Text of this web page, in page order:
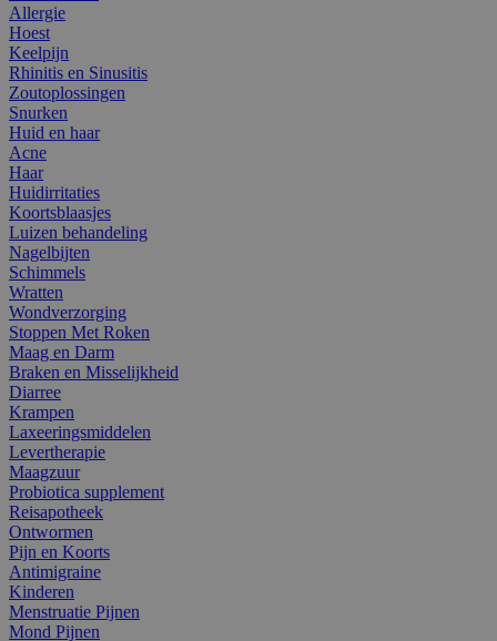
Allergie
Hoest
Keelpijn
Rhinitis en Sinusitis
Zoutoplossingen
Snurken
Huid en haar
Acne
Haar
Huidirritaties
Koortsblaasjes
Luizen behandeling
Nagelbijten
Schimmels
Wratten
Wondverzorging
Stoppen Met Roken
Maag en Darm
Braken en Misselijkheid
Diarree
Krampen
Laxeeringsmiddelen
Levertherapie
Maagzuur
Probiotica supplement
Reisapotheek
Ontwormen
Pijn en Koorts
Antimigraine
Kinderen
Menstruatie Pijnen
Mond Pijnen